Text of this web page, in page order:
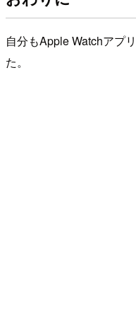
自分もApple Watchアプ
た。